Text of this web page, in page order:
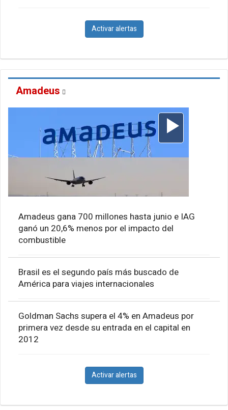
Activar alertas
Amadeus
Amadeus gana 700 millones hasta junio e IAG
ganó un 20,6% menos por el impacto del
combustible
Brasil es el segundo país más buscado de
América para viajes internacionales
Goldman Sachs supera el 4% en Amadeus por
primera vez desde su entrada en el capital en
2012
Activar alertas